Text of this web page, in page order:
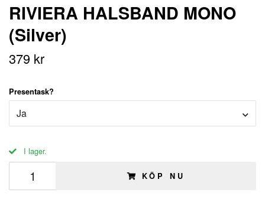
RIVIERA HALSBAND MONO
(Silver)
379 kr
Presentask?
Ja
I lager.
KÖP NU